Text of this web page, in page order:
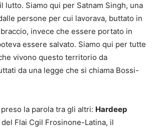
lutto. Siamo qui per Satnam Singh, una
persone per cui lavorava, buttato in
invece che essere portato in
essere salvato. Siamo qui per tutte
vivono questo territorio da
da una legge che si chiama Bossi-
la parola tra gli altri: Hardeep
Flai Cgil Frosinone-Latina, il